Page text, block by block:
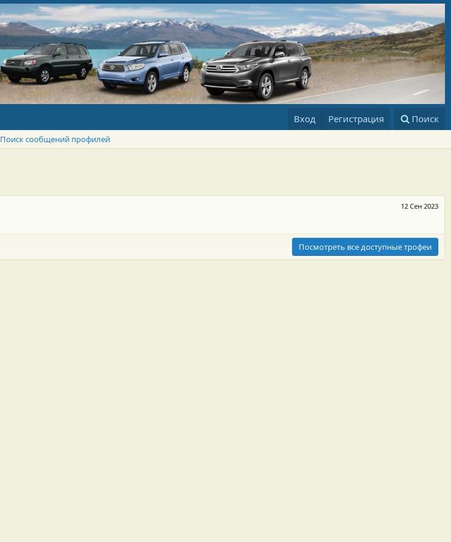
Вход Регистрация Поиск
Поиск сообщений профилей
12 Сен 2023
Посмотреть все доступные трофеи